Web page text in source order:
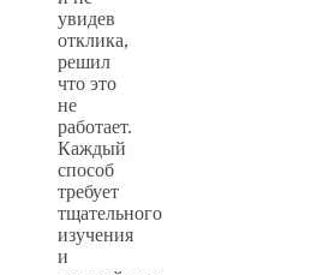
увидев
отклика,
решил
что это
не
работает.
Каждый
способ
требует
тщательного
изучения
и